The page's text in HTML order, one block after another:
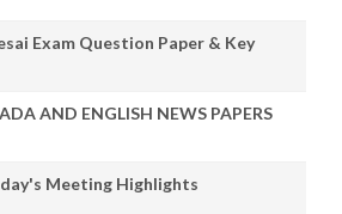
Exam Question Paper & Key
AND ENGLISH NEWS PAPERS
Meeting Highlights